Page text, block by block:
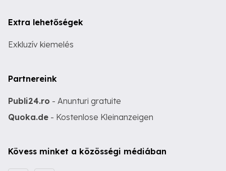
Extra lehetőségek
Exkluzív kiemelés
Partnereink
Publi24.ro - Anunturi gratuite
Quoka.de - Kostenlose Kleinanzeigen
Kövess minket a közösségi médiában